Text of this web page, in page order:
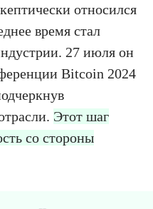
относился
время стал
27 июля он
Bitcoin 2024
Этот шаг
со стороны